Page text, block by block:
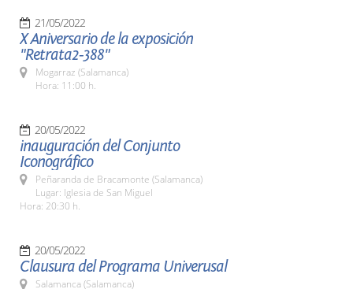
21/05/2022
X Aniversario de la exposición
"Retrata2-388"
Mogarraz (Salamanca)
Hora: 11:00 h.
20/05/2022
inauguración del Conjunto
Iconográfico
Peñaranda de Bracamonte (Salamanca)
Lugar: Iglesia de San Miguel
Hora: 20:30 h.
20/05/2022
Clausura del Programa Univerusal
Salamanca (Salamanca)